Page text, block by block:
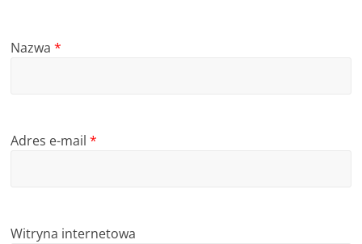
Nazwa*
Adres e-mail*
Witryna internetowa